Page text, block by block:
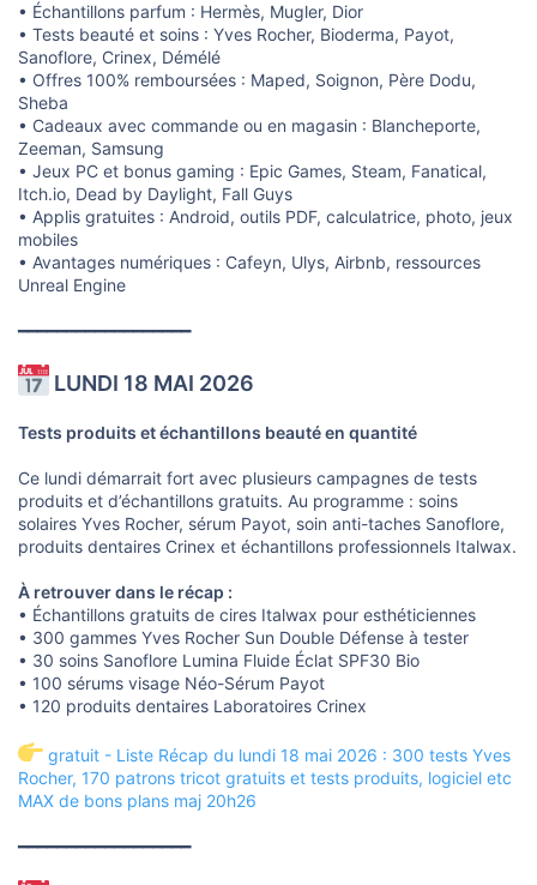
• Échantillons parfum : Hermès, Mugler, Dior
• Tests beauté et soins : Yves Rocher, Bioderma, Payot,
Sanoflore, Crinex, Démélé
• Offres 100% remboursées : Maped, Soignon, Père Dodu,
Sheba
• Cadeaux avec commande ou en magasin : Blancheporte,
Zeeman, Samsung
• Jeux PC et bonus gaming : Epic Games, Steam, Fanatical,
Itch.io, Dead by Daylight, Fall Guys
• Applis gratuites : Android, outils PDF, calculatrice, photo, jeux
mobiles
• Avantages numériques : Cafeyn, Ulys, Airbnb, ressources
Unreal Engine
━━━━━━━━━━━━━━━━━━
LUNDI 18 MAI 2026
Tests produits et échantillons beauté en quantité
Ce lundi démarrait fort avec plusieurs campagnes de tests
produits et d’échantillons gratuits. Au programme : soins
solaires Yves Rocher, sérum Payot, soin anti-taches Sanoflore,
produits dentaires Crinex et échantillons professionnels Italwax.
À retrouver dans le récap :
• Échantillons gratuits de cires Italwax pour esthéticiennes
• 300 gammes Yves Rocher Sun Double Défense à tester
• 30 soins Sanoflore Lumina Fluide Éclat SPF30 Bio
• 100 sérums visage Néo-Sérum Payot
• 120 produits dentaires Laboratoires Crinex
gratuit - Liste Récap du lundi 18 mai 2026 : 300 tests Yves
Rocher, 170 patrons tricot gratuits et tests produits, logiciel etc
MAX de bons plans maj 20h26
━━━━━━━━━━━━━━━━━━